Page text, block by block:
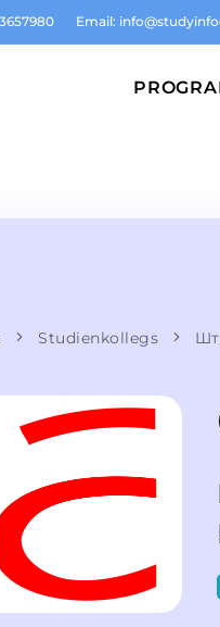
Email:
Studienkollegs